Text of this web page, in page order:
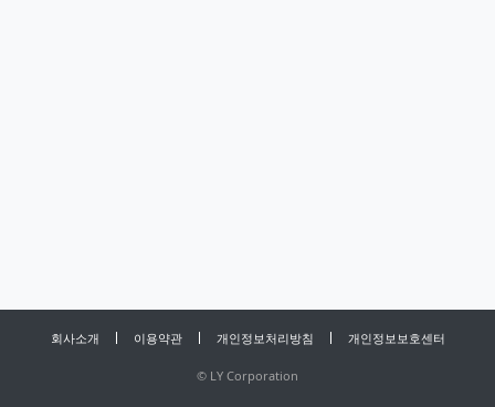
회사소개 이용약관 개인정보처리방침 개인정보보호센터
© LY Corporation